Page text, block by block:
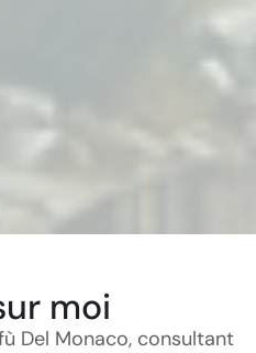
moi
Del Monaco, consultant